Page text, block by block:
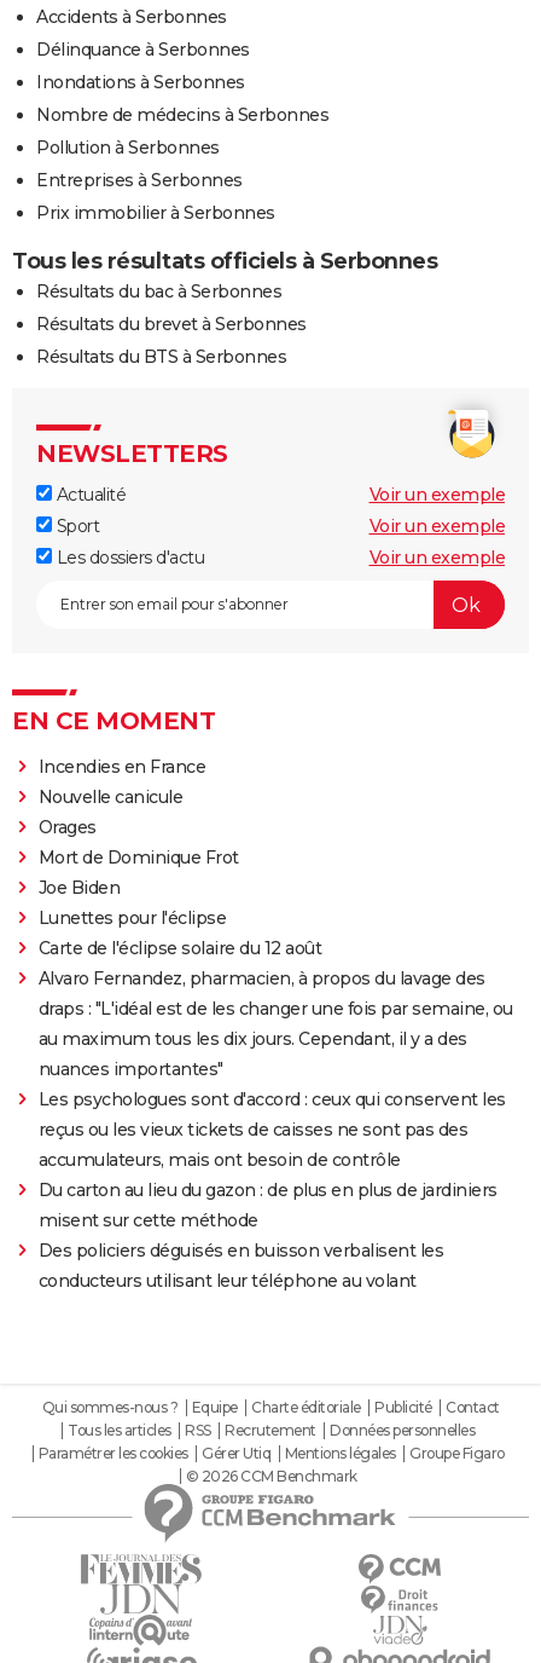
Accidents à Serbonnes
Délinquance à Serbonnes
Inondations à Serbonnes
Nombre de médecins à Serbonnes
Pollution à Serbonnes
Entreprises à Serbonnes
Prix immobilier à Serbonnes
Tous les résultats officiels à Serbonnes
Résultats du bac à Serbonnes
Résultats du brevet à Serbonnes
Résultats du BTS à Serbonnes
NEWSLETTERS
Actualité
Voir un exemple
Sport
Voir un exemple
Les dossiers d'actu
Voir un exemple
EN CE MOMENT
Incendies en France
Nouvelle canicule
Orages
Mort de Dominique Frot
Joe Biden
Lunettes pour l'éclipse
Carte de l'éclipse solaire du 12 août
Alvaro Fernandez, pharmacien, à propos du lavage des
draps : "L'idéal est de les changer une fois par semaine, ou
au maximum tous les dix jours. Cependant, il y a des
nuances importantes"
Les psychologues sont d'accord : ceux qui conservent les
reçus ou les vieux tickets de caisses ne sont pas des
accumulateurs, mais ont besoin de contrôle
Du carton au lieu du gazon : de plus en plus de jardiniers
misent sur cette méthode
Des policiers déguisés en buisson verbalisent les
conducteurs utilisant leur téléphone au volant
Qui sommes-nous ? Equipe Charte éditoriale Publicité
Contact
Tous les articles
RSS Recrutement
Données personnelles
Paramétrer les cookies
Gérer Utiq Mentions légales
Groupe Figaro
© 2026 CCM Benchmark